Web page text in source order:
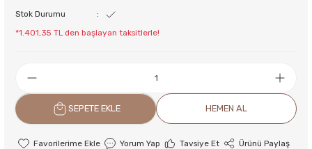
Stok Durumu
*1.401,35 TL den başlayan taksitlerle!
SEPETE EKLE HEMEN AL
Yorum Yap Tavsiye Et
Ürünü Paylaş